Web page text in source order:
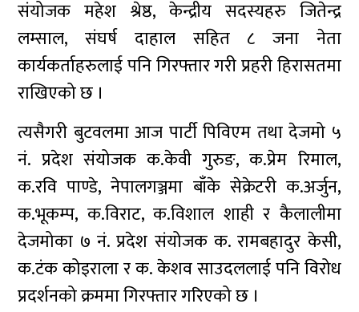
संयोजक महेश श्रेष्ठ, केन्द्रीय सदस्यहरु जितेन्द्र
लम्साल, संघर्ष दाहाल सहित ८ जना नेता
कार्यकर्ताहरुलाई पनि गिरफ्तार गरी प्रहरी हिरासतमा
राखिएको छ ।
त्यसैगरी बुटवलमा आज पार्टी पिविएम तथा देजमो ५
नं. प्रदेश संयोजक क.केवी गुरुङ, क.प्रेम रिमाल,
क.रवि पाण्डे, नेपालगञ्जमा बाँके सेक्रेटरी क.अर्जुन,
क.भूकम्प, क.विराट, क.विशाल शाही र कैलालीमा
देजमोका ७ नं. प्रदेश संयोजक क. रामबहादुर केसी,
क.टंक कोइराला र क. केशव साउदललाई पनि विरोध
प्रदर्शनको क्रममा गिरफ्तार गरिएको छ ।